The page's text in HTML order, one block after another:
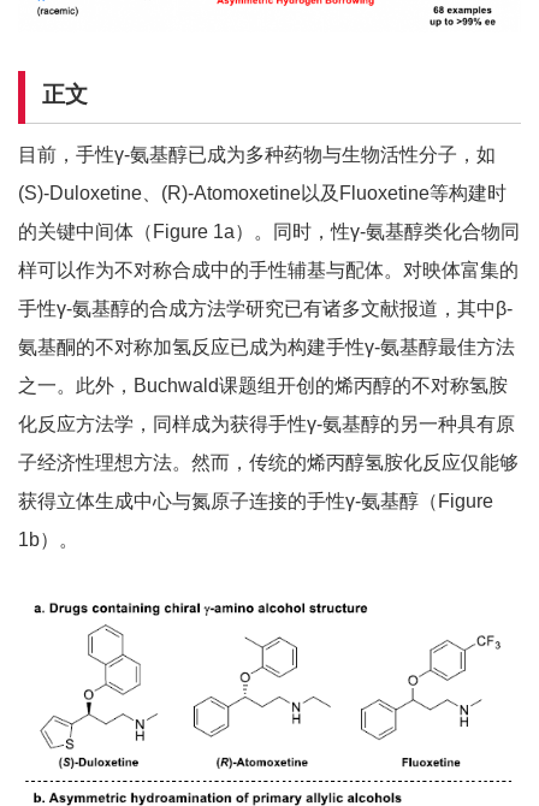
正文
目前，手性γ-氨基醇已成为多种药物与生物活性分子，如
(S)-Duloxetine、(R)-Atomoxetine以及Fluoxetine等构建时
的关键中间体（Figure 1a）。同时，性γ-氨基醇类化合物同
样可以作为不对称合成中的手性辅基与配体。对映体富集的
手性γ-氨基醇的合成方法学研究已有诸多文献报道，其中β-
氨基酮的不对称加氢反应已成为构建手性γ-氨基醇最佳方法
之一。此外，Buchwald课题组开创的烯丙醇的不对称氢胺
化反应方法学，同样成为获得手性γ-氨基醇的另一种具有原
子经济性理想方法。然而，传统的烯丙醇氢胺化反应仅能够
获得立体生成中心与氮原子连接的手性γ-氨基醇（Figure
1b）。